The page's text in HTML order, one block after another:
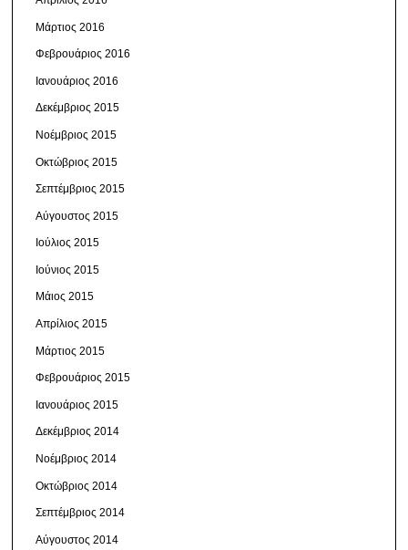
Μάρτιος 2016
Φεβρουάριος 2016
Ιανουάριος 2016
Δεκέμβριος 2015
Νοέμβριος 2015
Οκτώβριος 2015
Σεπτέμβριος 2015
Αύγουστος 2015
Ιούλιος 2015
Ιούνιος 2015
Μάιος 2015
Απρίλιος 2015
Μάρτιος 2015
Φεβρουάριος 2015
Ιανουάριος 2015
Δεκέμβριος 2014
Νοέμβριος 2014
Οκτώβριος 2014
Σεπτέμβριος 2014
Αύγουστος 2014